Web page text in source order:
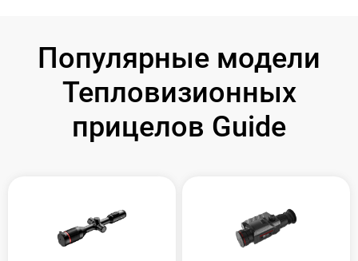
Популярные модели
Тепловизионных
прицелов Guide